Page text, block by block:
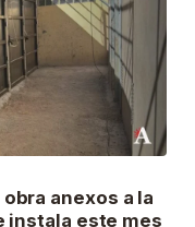
anexos a la
instala este mes